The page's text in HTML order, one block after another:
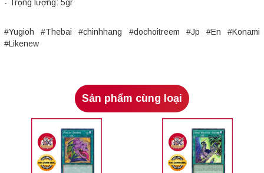
- Trọng lượng: 5gr
#Yugioh #Thebai #chinhhang #dochoitreem #Jp #En #Konami
#Likenew
Sản phẩm cùng loại